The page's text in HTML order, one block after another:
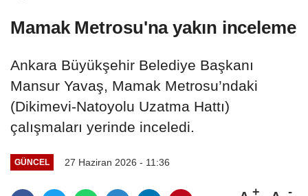
Mamak Metrosu'na yakın inceleme
Ankara Büyükşehir Belediye Başkanı
Mansur Yavaş, Mamak Metrosu’ndaki
(Dikimevi-Natoyolu Uzatma Hattı)
çalışmaları yerinde inceledi.
GÜNCEL 27 Haziran 2026 - 11:36